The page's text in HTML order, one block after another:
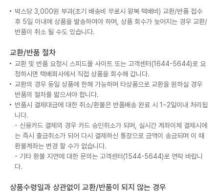
박스당 3,000원 부과(초기 배송비 무료시 왕복 택배비) 교환/반품 접수
후 5일 이내에 상품을 발송하여야 하며, 상품 회수가 늦어지는 경우 교환/
반품이 취소 될 수도 있습니다.
교환/반품 절차
교환 및 반품 요청시 스피드몰 사이트 또는 고객센터(1644-5644)로 요
청하시면 택배회사에서 직접 상품을 회수해 갑니다.
교환의 경우 동일 상품에 한해 가능하며 타상품으로 교환을 원하실 경우
반품의 절차를 밟으셔야 합니다.
반품시 결제대금에 대한 취소/환불은 반품배송 완료 시 1~2일이내 처리됩
니다.
- 신용카드 결제의 경우 카드 승인취소가 되며, 실시간 계좌이체 결제시에
는 즉시 출금취소가 되어 다시 결제하신 통장으로 금액이 송금되며 이 때
환불계좌는 변경 할 수가 없습니다.
- 기타 환불 지연에 대한 문의는 고객센터(1544-5644)로 연락 바랍니
다.
상품수령일과 상관없이 교환/반품이 되지 않는 경우